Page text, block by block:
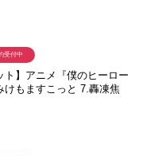
ト】アニメ『僕のヒーロー
けもますこっと 7.轟凍焦
受付中